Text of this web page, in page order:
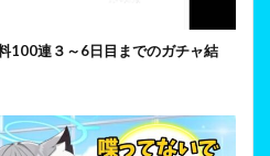
100連３～6日目までのガチャ結